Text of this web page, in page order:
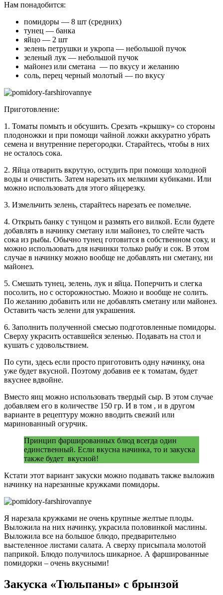
Нам понадобится:
помидоры — 8 шт (средних)
тунец — банка
яйцо — 2 шт
зелень петрушки и укропа — небольшой пучок
зеленый лук — небольшой пучок
майонез или сметана — по вкусу и желанию
соль, перец черный молотый — по вкусу
Приготовление:
1. Томаты помыть и обсушить. Срезать «крышку» со стороны
плодоножки и при помощи чайной ложки аккуратно убрать
семена и внутренние перегородки. Старайтесь, чтобы в них
не осталось сока.
2. Яйца отварить вкрутую, остудить при помощи холодной
воды и очистить. Затем нарезать их мелкими кубиками. Или
можно использовать для этого яйцерезку.
3. Измельчить зелень, старайтесь нарезать ее помельче.
4. Открыть банку с тунцом и размять его вилкой. Если будете
добавлять в начинку сметану или майонез, то слейте часть
сока из рыбы. Обычно тунец готовится в собственном соку, и
можно использовать для начинки только рыбу и сок. В этом
случае в начинку можно вообще не добавлять ни сметану, ни
майонез.
5. Смешать тунец, зелень, лук и яйца. Поперчить и слегка
посолить, но с осторожностью. Можно и вообще не солить.
По желанию добавить или не добавлять сметану или майонез.
Оставить часть зелени для украшения.
6. Заполнить полученной смесью подготовленные помидоры.
Сверху украсить оставшейся зеленью. Подавать на стол и
кушать с удовольствием.
По сути, здесь если просто приготовить одну начинку, она
уже будет вкусной. Поэтому добавив ее к томатам, будет
вкуснее вдвойне.
Вместо яиц можно использовать твердый сыр. В этом случае
добавляем его в количестве 150 гр. И в том , и в другом
варианте в рецептуру можно вводить свежий или
маринованный огурчик.
Принцип фаршированных блюд всегда один
единственный. Если вкусна начинка, то и закуска
также будет вкусной!
Кстати этот вариант закуски можно подавать также выложив
начинку на нарезанные кружками помидоры.
Я нарезала кружками не очень крупные желтые плоды.
Выложила на них начинку, украсила половинкой маслины.
Выложила все на большое блюдо, предварительно
выстеленное листами салата. А сверху присыпала молотой
паприкой. Блюдо получилось шикарное. А фаршированные
помидорки – очень вкусными!
Закуска «Тюльпаны» с брынзой